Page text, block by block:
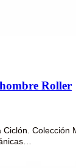
Roller
Colección